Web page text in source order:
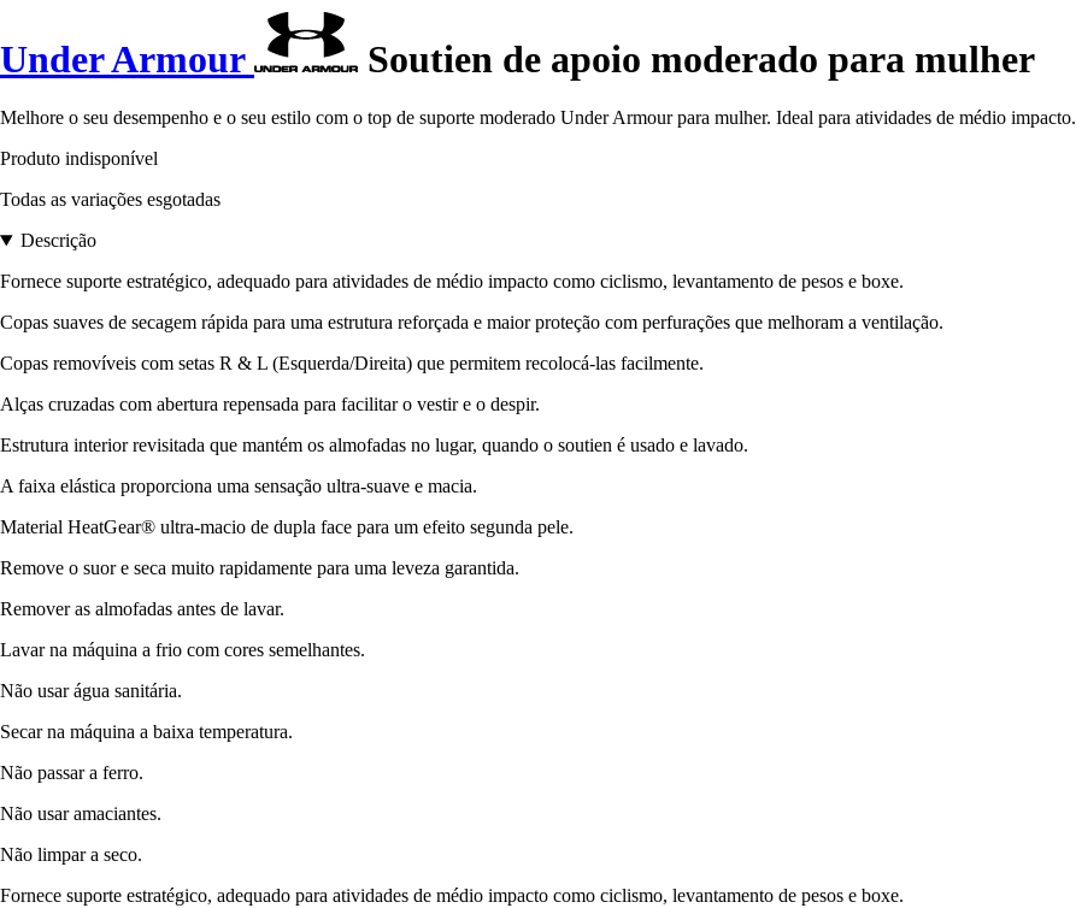
Under Armour Soutien de apoio moderado para mulher
Melhore o seu desempenho e o seu estilo com o top de suporte moderado Under Armour para mulher. Ideal para atividades de médio impacto.
Produto indisponível
Todas as variações esgotadas
Descrição
Fornece suporte estratégico, adequado para atividades de médio impacto como ciclismo, levantamento de pesos e boxe.
Copas suaves de secagem rápida para uma estrutura reforçada e maior proteção com perfurações que melhoram a ventilação.
Copas removíveis com setas R & L (Esquerda/Direita) que permitem recolocá-las facilmente.
Alças cruzadas com abertura repensada para facilitar o vestir e o despir.
Estrutura interior revisitada que mantém os almofadas no lugar, quando o soutien é usado e lavado.
A faixa elástica proporciona uma sensação ultra-suave e macia.
Material HeatGear® ultra-macio de dupla face para um efeito segunda pele.
Remove o suor e seca muito rapidamente para uma leveza garantida.
Remover as almofadas antes de lavar.
Lavar na máquina a frio com cores semelhantes.
Não usar água sanitária.
Secar na máquina a baixa temperatura.
Não passar a ferro.
Não usar amaciantes.
Não limpar a seco.
Fornece suporte estratégico, adequado para atividades de médio impacto como ciclismo, levantamento de pesos e boxe.